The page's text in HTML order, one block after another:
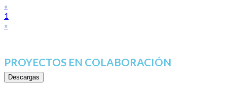
«
1
»
PROYECTOS EN COLABORACIÓN
Descargas